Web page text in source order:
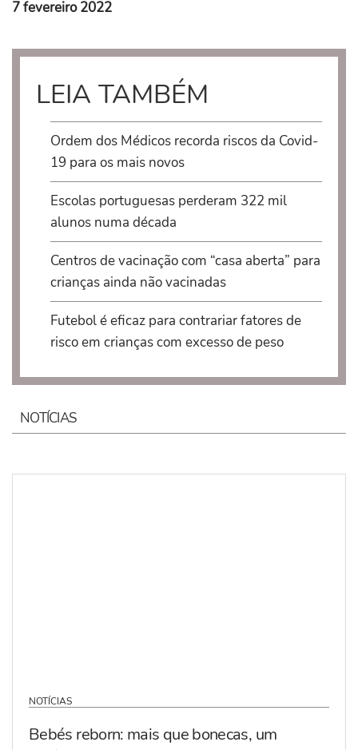
7 fevereiro 2022
LEIA TAMBÉM
Ordem dos Médicos recorda riscos da Covid-
19 para os mais novos
Escolas portuguesas perderam 322 mil
alunos numa década
Centros de vacinação com “casa aberta” para
crianças ainda não vacinadas
Futebol é eficaz para contrariar fatores de
risco em crianças com excesso de peso
NOTÍCIAS
NOTÍCIAS
Bebés reborn: mais que bonecas, um